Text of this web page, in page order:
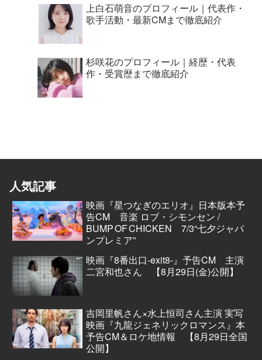
上白石萌音のプロフィール｜代表作・
歌手活動・最新CMまで徹底紹介
杉咲花のプロフィール｜経歴・代表
作・受賞歴まで徹底紹介
人気記事
映画『星つなぎのエリオ』日本版本予
告CM 音楽 ロブ・シモンセン /
BUMP OF CHICKEN 7/3“七夕ジャパ
ンプレミア”
映画『8番出口-exit8-』予告CM 主演
二宮和也さん 【8月29日(金)公開】
吉岡里帆さん×水上恒司さん主演 実写
映画『九龍ジェネリックロマンス』本
予告CM＆ロケ地情報 【8月29日全国
公開】